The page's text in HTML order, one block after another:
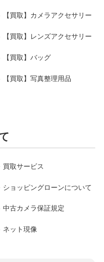
【買取】カメラアクセサリー
【買取】レンズアクセサリー
【買取】バッグ
【買取】写真整理用品
買取サービス
ショッピングローンについて
中古カメラ保証規定
ネット現像